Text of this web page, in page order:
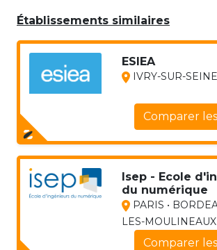
Établissements similaires
ESIEA
IVRY-SUR-SEINE
Comparer
Isep - Ecole
du numérique
PARIS •
LES-MOULINEAUX
Comparer